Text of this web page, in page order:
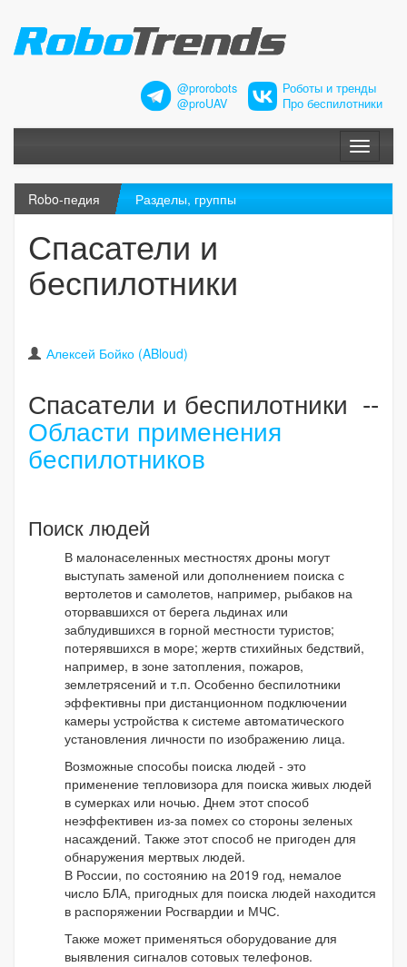
@prorobots
@proUAV
Роботы и тренды
Про беспилотники
Меню
Robo-педия Разделы, группы
Спасатели и
беспилотники
Алексей Бойко (ABloud)
Спасатели и беспилотники --
Области применения
беспилотников
Поиск людей
В малонаселенных местностях дроны могут
выступать заменой или дополнением поиска с
вертолетов и самолетов, например, рыбаков на
оторвавшихся от берега льдинах или
заблудившихся в горной местности туристов;
потерявшихся в море; жертв стихийных бедствий,
например, в зоне затопления, пожаров,
землетрясений и т.п. Особенно беспилотники
эффективны при дистанционном подключении
камеры устройства к системе автоматического
установления личности по изображению лица.
Возможные способы поиска людей - это
применение тепловизора для поиска живых людей
в сумерках или ночью. Днем этот способ
неэффективен из-за помех со стороны зеленых
насаждений. Также этот способ не пригоден для
обнаружения мертвых людей.
В России, по состоянию на 2019 год, немалое
число БЛА, пригодных для поиска людей находится
в распоряжении Росгвардии и МЧС.
Также может применяться оборудование для
выявления сигналов сотовых телефонов.